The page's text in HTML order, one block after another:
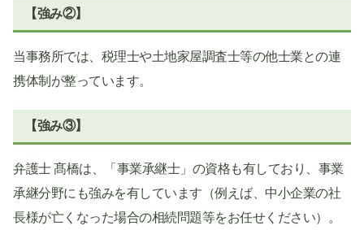
【強み②】
当事務所では、税理士や土地家屋調査士等の他士業との連
携体制が整っています。
【強み③】
弁護士 髙橋は、「事業承継士」の資格も有しており、事業
承継分野にも強みを有しています（例えば、中小企業の社
長様が亡くなった場合の相続問題等をお任せください）。